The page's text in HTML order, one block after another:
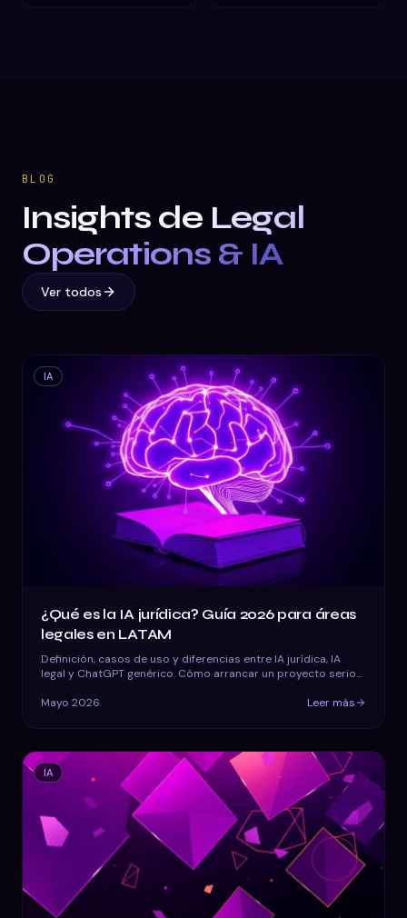
BLOG
Insights de Legal
Operations & IA
Ver todos
IA
¿Qué es la IA jurídica? Guía 2026 para áreas
legales en LATAM
Definición, casos de uso y diferencias entre IA jurídica, IA
legal y ChatGPT genérico. Cómo arrancar un proyecto serio
Mayo 2026
Leer más
IA